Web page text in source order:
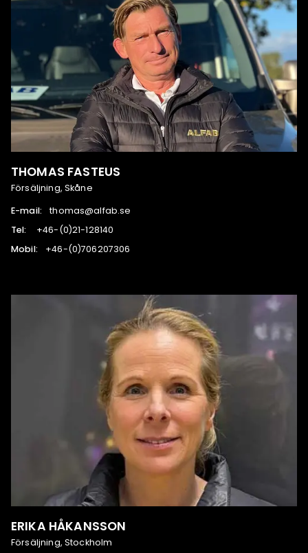
THOMAS FASTEUS
Försäljning, Skåne
E-mail:
es.bafla@samoht
Tel:
041821-12(0)-64+
Mobil:
603702607(0)-64+
ERIKA HÅKANSSON
Försäljning, Stockholm